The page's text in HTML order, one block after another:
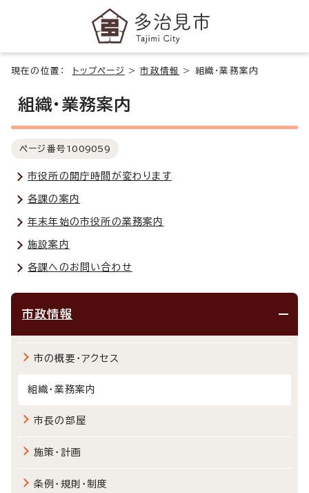
現在の位置： トップページ >市政情報 > 組織・業務案内
組織・業務案内
ページ番号 1009059
市役所の開庁時間が変わります
各課の案内
年末年始の市役所の業務案内
施設案内
各課へのお問い合わせ
市政情報
市の概要・アクセス
組織・業務案内
市長の部屋
施策・計画
条例・規則・制度